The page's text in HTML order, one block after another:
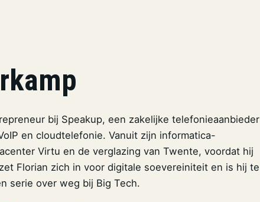
bij Speakup, een zakelijke telefonieaanbieder
en cloudtelefonie. Vanuit zijn informatica-
Virtu en de verglazing van Twente, voordat hij
Florian zich in voor digitale soevereiniteit en is hij te
serie over weg bij Big Tech.